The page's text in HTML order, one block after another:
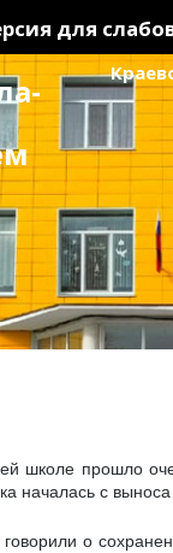
для
школе прошло
началась с
о